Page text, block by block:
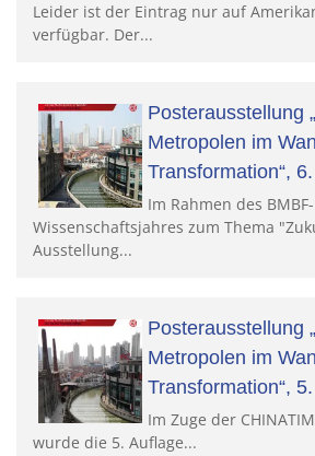
Leider ist der Eintrag nur auf
verfügbar. Der...
Posterausstellung
Metropolen im
Transformation“,
Im Rahmen des BMBF-
Wissenschaftsjahres zum Thema
Ausstellung...
Posterausstellung
Metropolen im
Transformation“,
Im Zuge der
wurde die 5. Auflage...